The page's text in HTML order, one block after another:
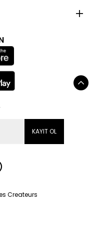
KAYIT OL
Createurs